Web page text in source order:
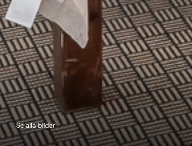
Se alla bilder